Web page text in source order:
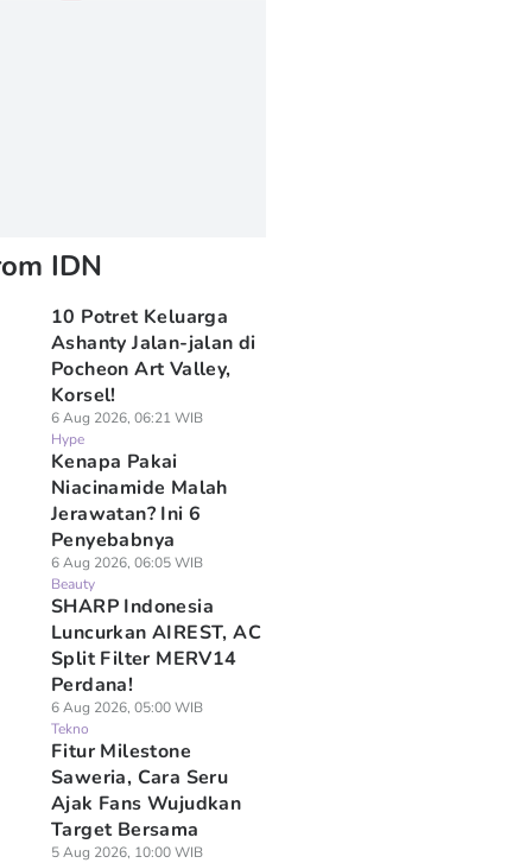
IDN
10 Potret Keluarga
Ashanty Jalan-jalan di
Pocheon Art Valley,
Korsel!
6 Aug 2026, 06:21 WIB
Hype
Kenapa Pakai
Niacinamide Malah
Jerawatan? Ini 6
Penyebabnya
6 Aug 2026, 06:05 WIB
Beauty
SHARP Indonesia
Luncurkan AIREST, AC
Split Filter MERV14
Perdana!
6 Aug 2026, 05:00 WIB
Tekno
Fitur Milestone
Saweria, Cara Seru
Ajak Fans Wujudkan
Target Bersama
5 Aug 2026, 10:00 WIB